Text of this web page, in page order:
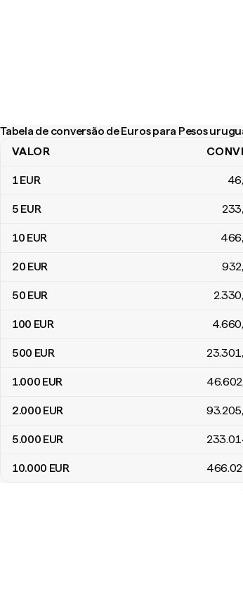
Tabela de conversão de Euros para Pesos
Tabela de conversão de Euros para Pesos
VALOR
1EUR 46
5 EUR 233
10 EUR 466
20 EUR 932
50 EUR 2.330
100 EUR 4.660
500 EUR 23.301
1.000 EUR 46.602
2.000 EUR 93.205
5.000 EUR
10.000 EUR